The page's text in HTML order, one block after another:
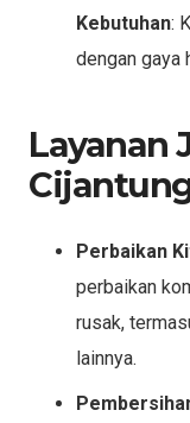
Kebutuhan:
dengan gaya
Layanan
Perbaikan
perbaikan
rusak,
lainnya.